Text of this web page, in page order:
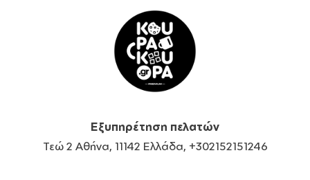
Εξυπηρέτηση πελατών
Τεώ 2 Αθήνα, 11142 Ελλάδα, +302152151246